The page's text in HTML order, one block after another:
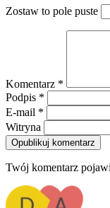
Zostaw to pole puste
Komentarz *
Podpis *
E-mail *
Witryna
Opublikuj komentarz
Twój komentarz